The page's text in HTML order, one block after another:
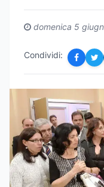
domenica 5
Condividi: